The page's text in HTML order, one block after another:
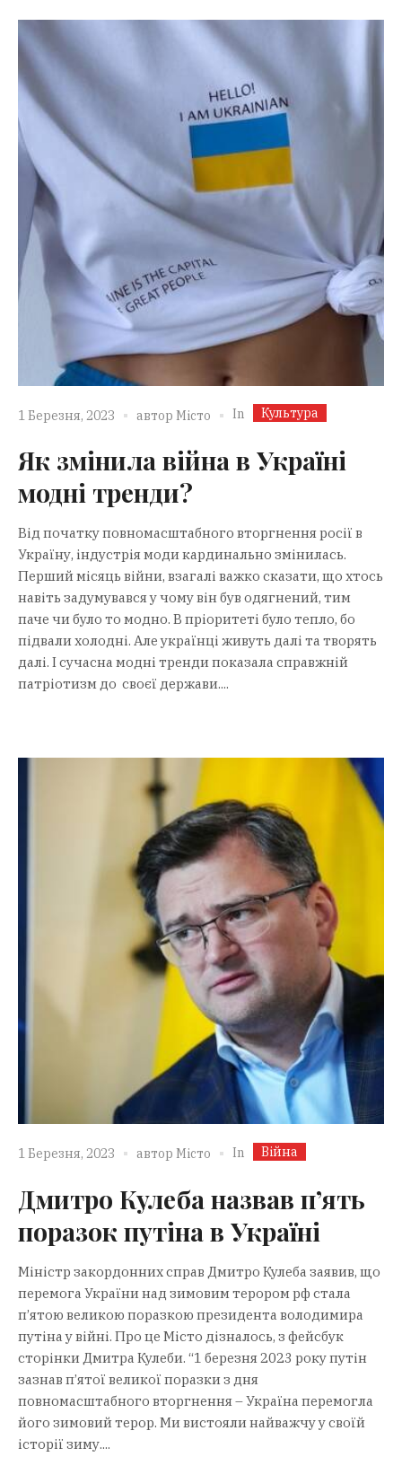
1 Березня, 2023 автор Місто In Культура
Як змінила війна в Україні
модні тренди?
Від початку повномасштабного вторгнення росії в
Україну, індустрія моди кардинально змінилась.
Перший місяць війни, взагалі важко сказати, що хтось
навіть задумувався у чому він був одягнений, тим
паче чи було то модно. В пріоритеті було тепло, бо
підвали холодні. Але українці живуть далі та творять
далі. І сучасна модні тренди показала справжній
патріотизм до своєї держави....
1 Березня, 2023 автор Місто In Війна
Дмитро Кулеба назвав п’ять
поразок путіна в Україні
Міністр закордонних справ Дмитро Кулеба заявив, що
перемога України над зимовим терором рф стала
п’ятою великою поразкою президента володимира
путіна у війні. Про це Місто дізналось, з фейсбук
сторінки Дмитра Кулеби. “1 березня 2023 року путін
зазнав п’ятої великої поразки з дня
повномасштабного вторгнення – Україна перемогла
його зимовий терор. Ми вистояли найважчу у своїй
історії зиму....